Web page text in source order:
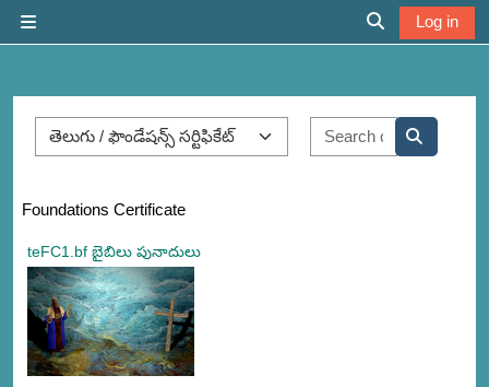
Toggle search
Log in
Course categories
Search
Search
Foundations Certificate
teFC1.bf బైబిలు పునాదులు